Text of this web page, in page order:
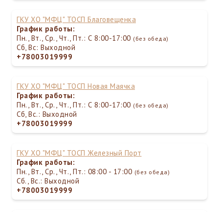
ГКУ ХО "МФЦ" ТОСП Благовещенка
График работы:
Пн., Вт., Ср., Чт., Пт.: С 8:00-17:00 (без обеда)
Сб, Вс: Выходной
+78003019999
ГКУ ХО "МФЦ" ТОСП Новая Маячка
График работы:
Пн., Вт., Ср., Чт., Пт.: С 8:00-17:00 (без обеда)
Сб, Вс.: Выходной
+78003019999
ГКУ ХО "МФЦ" ТОСП Железный Порт
График работы:
Пн., Вт., Ср., Чт., Пт.: 08:00 - 17:00 (без обеда)
Сб., Вс.: Выходной
+78003019999